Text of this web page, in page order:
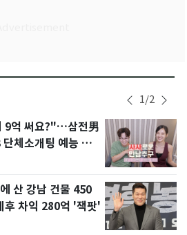
1/2
9억 써요?"…삼전男
체소개팅 예능 화
산 강남 건물 450
차익 280억 '잭팟'